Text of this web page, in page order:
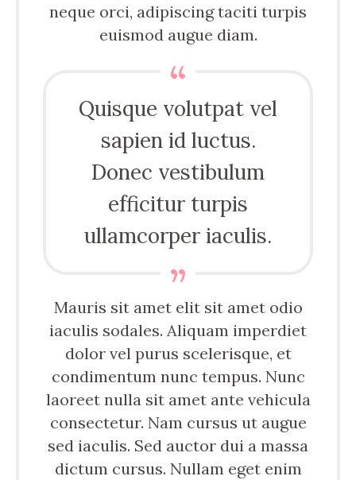
neque orci, adipiscing taciti turpis
euismod augue diam.
Quisque volutpat vel
sapien id luctus.
Donec vestibulum
efficitur turpis
ullamcorper iaculis.
Mauris sit amet elit sit amet odio
iaculis sodales. Aliquam imperdiet
dolor vel purus scelerisque, et
condimentum nunc tempus. Nunc
laoreet nulla sit amet ante vehicula
consectetur. Nam cursus ut augue
sed iaculis. Sed auctor dui a massa
dictum cursus. Nullam eget enim